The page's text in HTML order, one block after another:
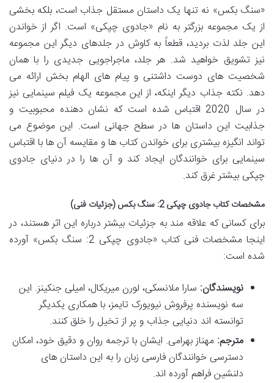
«سنگ بکس» نه تنها یک داستان مستقل جذاب است، بلکه بخشی
از یک مجموعه بزرگتر به نام «جادوی چپکی» است. اگر از خواندن
این جلد لذت بردید، قطعاً به کاوش در جلدهای دیگر این مجموعه
نیز تشویق خواهید شد. هر جلد، ماجراجویی جدیدی را با همان
شخصیت های دوست داشتنی و پیام های الهام بخش ارائه می
دهد. نکته جذاب دیگر اینکه، از این مجموعه یک فیلم سینمایی نیز
در سال 2020 اقتباس شده است که نشان دهنده محبوبیت و
جذابیت این داستان ها در سطح جهانی است. این موضوع می
تواند انگیزه بیشتری برای خواندن کتاب ها و مقایسه آن ها با اقتباس
سینمایی برای خوانندگان ایجاد کند و آن ها را در دنیای جادوی
چپکی بیشتر غرق کند.
مشخصات کتاب جادوی چپکی 2: سنگ بکس (جزئیات فنی)
برای کسانی که علاقه مند به جزئیات بیشتر درباره این اثر هستند، در
اینجا مشخصات فنی کتاب «جادوی چپکی 2: سنگ بکس» آورده
شده است:
نویسندگان: سارا ملانسکی، لورن میریکال، امیلی جنکینز. این
سه نویسنده پرفروش نیویورک تایمز، با همکاری یکدیگر
توانسته اند دنیایی جذاب و پر از تخیل را خلق کنند.
مترجم: مهناز بهرامی. ایشان با ترجمه روان و دقیق خود، امکان
دسترسی خوانندگان فارسی زبان را به این داستان های
دلنشین فراهم آورده اند.